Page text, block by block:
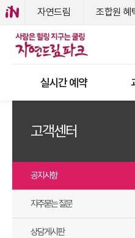
자연드림 조합원 혜
실시간 예약
고객센터
공지사항
자주묻는 질문
상담게시판